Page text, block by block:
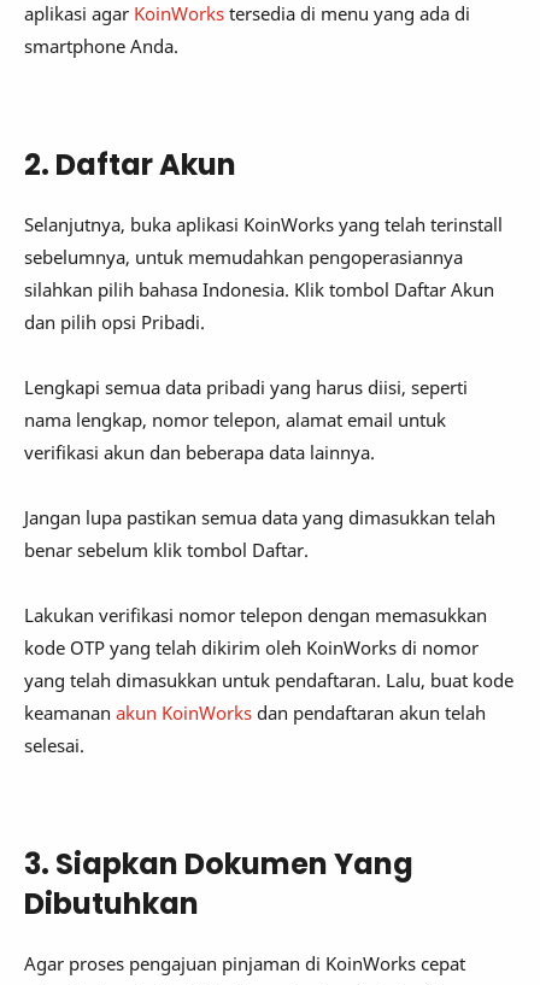
aplikasi agar KoinWorks tersedia di menu yang ada di
smartphone Anda.
2. Daftar Akun
Selanjutnya, buka aplikasi KoinWorks yang telah terinstall
sebelumnya, untuk memudahkan pengoperasiannya
silahkan pilih bahasa Indonesia. Klik tombol Daftar Akun
dan pilih opsi Pribadi.
Lengkapi semua data pribadi yang harus diisi, seperti
nama lengkap, nomor telepon, alamat email untuk
verifikasi akun dan beberapa data lainnya.
Jangan lupa pastikan semua data yang dimasukkan telah
benar sebelum klik tombol Daftar.
Lakukan verifikasi nomor telepon dengan memasukkan
kode OTP yang telah dikirim oleh KoinWorks di nomor
yang telah dimasukkan untuk pendaftaran. Lalu, buat kode
keamanan akun KoinWorks dan pendaftaran akun telah
selesai.
3. Siapkan Dokumen Yang
Dibutuhkan
Agar proses pengajuan pinjaman di KoinWorks cepat